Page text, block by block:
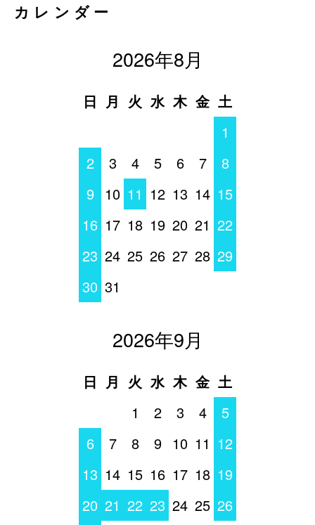
カレンダー
2026年8月
日 月 火 水 木 金 土
1
2
3 4 5 6 7
8
9
10 11 12 13 14 15
16 17 18 19 20 21 22
23 24 25 26 27 28 29
30 31
2026年9月
日 月 火 水 木 金 土
1
2 3 4
5
6
7 8 9 10 11 12
13 14 15 16 17 18 19
20 21 22 23 24 25 26